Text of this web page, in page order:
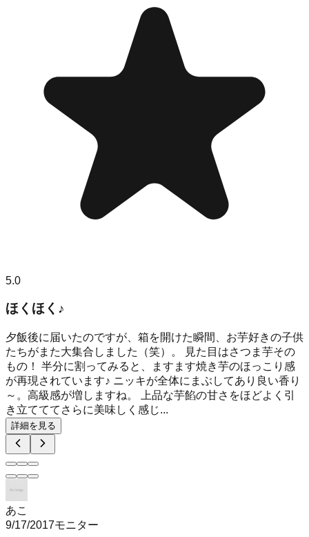
5.0
ほくほく♪
夕飯後に届いたのですが、箱を開けた瞬間、お芋好きの子供
たちがまた大集合しました（笑）。 見た目はさつま芋その
もの！ 半分に割ってみると、ますます焼き芋のほっこり感
が再現されています♪ ニッキが全体にまぶしてあり良い香り
～。高級感が増しますね。 上品な芋餡の甘さをほどよく引
き立てててさらに美味しく感じ...
詳細を見る
あこ
9/17/2017モニター